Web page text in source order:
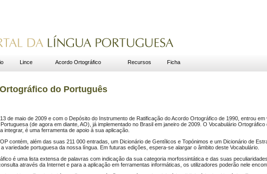
Lince Acordo Ortográfico Recursos Ficha
do Português
de maio de 2009 e com o Depósito do Instrumento de Ratificação do Acordo Ortográfico de 1990, entrou
(de agora em diante, AO), já implementado no Brasil em janeiro de 2009. O Vocabulário
integrar, é uma ferramenta de apoio à sua aplicação.
contém, além das suas 211 000 entradas, um Dicionário de Gentílicos e Topónimos e um Dicionário de
variedade portuguesa da nossa língua. Em futuras edições, espera-se alargar o âmbito deste Vocabulário.
é uma lista extensa de palavras com indicação da sua categoria morfossintática e das suas
através da Internet e para a aplicação em ferramentas informáticas, os utilizadores poderão nele